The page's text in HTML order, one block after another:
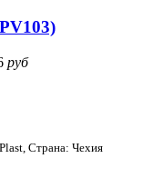
руб
Страна: Чехия